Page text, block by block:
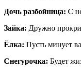
Дочь разбойница: С
Зайка: Дружно
Ёлка: Пусть минует
Снегурочка: Будет